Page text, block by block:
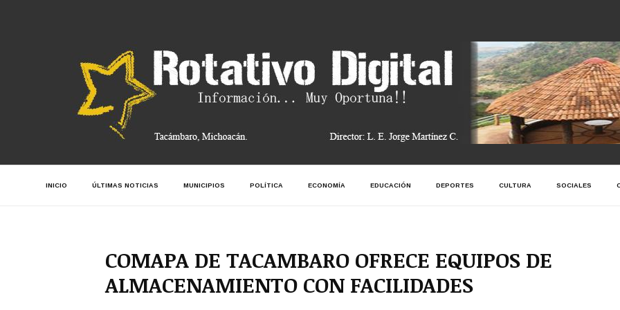
INICIO ÚLTIMAS NOTICIAS MUNICIPIOS POLÍTICA ECONOMÍA EDUCACIÓN DEPORTES CULTURA SOCIALES
COMAPA DE TACAMBARO OFRECE EQUIPOS DE
ALMACENAMIENTO CON FACILIDADES